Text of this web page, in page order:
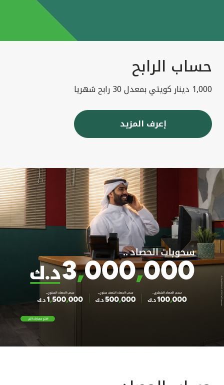
حساب الرابح
1,000 دينار كويتي بمعدل 30 رابح شهريا
إعرف المزيد